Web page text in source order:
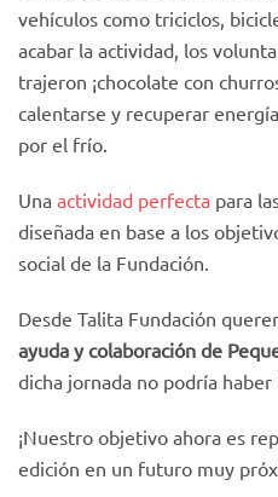
vehículos como triciclos,
acabar la actividad, los
trajeron ¡chocolate con
calentarse y recuperar
por el frío.
Una actividad perfecta para
diseñada en base a los
social de la Fundación.
Desde Talita Fundación
ayuda y colaboración de
dicha jornada no podría haber
¡Nuestro objetivo ahora es
edición en un futuro muy